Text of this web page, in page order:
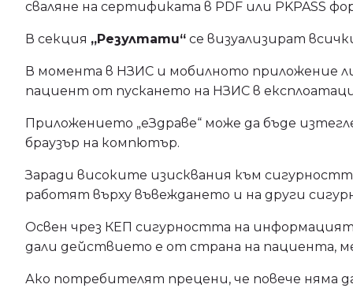
сваляне на сертификата в PDF или PKPASS
В секция „Резултати“ се визуализират
В момента в НЗИС и мобилното приложение
пациент от пускането на НЗИС в
Приложението „еЗдраве“ може да бъде
браузър на компютър.
Заради високите изисквания към
работят върху въвеждането и на други
Освен чрез КЕП сигурността на
дали действието е от страна на пациента,
Ако потребителят прецени, че повече няма